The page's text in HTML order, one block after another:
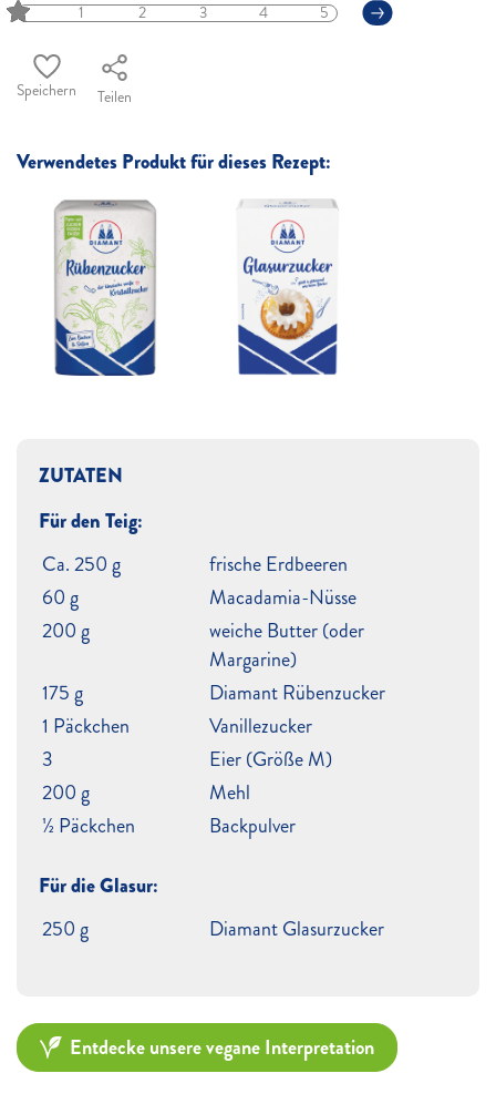
1 2 3 4 5
Speichern Teilen
Verwendetes Produkt für dieses Rezept:
ZUTATEN
Für den Teig:
Ca. 250 g
frische Erdbeeren
60 g
Macadamia-Nüsse
200 g
weiche Butter (oder
Margarine)
175 g
Diamant Rübenzucker
1 Päckchen
Vanillezucker
3
Eier (Größe M)
200 g
Mehl
½ Päckchen
Backpulver
Für die Glasur:
250 g
Diamant Glasurzucker
Entdecke unsere vegane Interpretation